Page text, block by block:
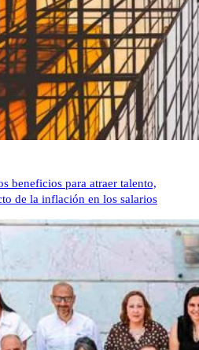
beneficios para atraer talento,
de la inflación en los salarios